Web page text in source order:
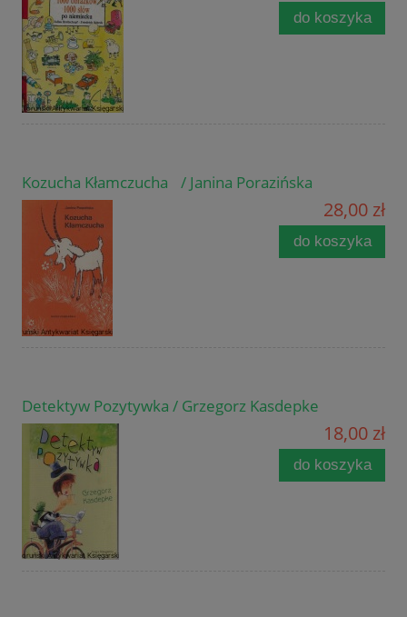
do koszyka
Kozucha Kłamczucha / Janina Porazińska
28,00 zł
do koszyka
Detektyw Pozytywka / Grzegorz Kasdepke
18,00 zł
do koszyka